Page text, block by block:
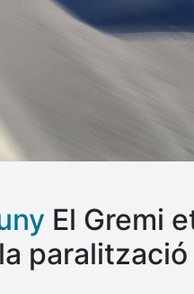
El Gremi